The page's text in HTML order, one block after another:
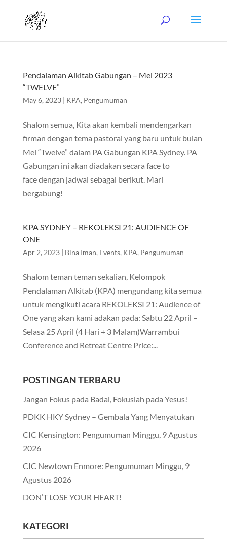
Pendalaman Alkitab Gabungan – Mei 2023
“TWELVE”
May 6, 2023| KPA, Pengumuman
Shalom semua, Kita akan kembali mendengarkan
firman dengan tema pastoral yang baru untuk bulan
Mei “Twelve” dalam PA Gabungan KPA Sydney. PA
Gabungan ini akan diadakan secara face to
face dengan jadwal sebagai berikut. Mari
bergabung!
KPA SYDNEY – REKOLEKSI 21: AUDIENCE OF
ONE
Apr 2, 2023| Bina Iman, Events, KPA, Pengumuman
Shalom teman teman sekalian, Kelompok
Pendalaman Alkitab (KPA) mengundang kita semua
untuk mengikuti acara REKOLEKSI 21: Audience of
One yang akan kami adakan pada: Sabtu 22 April –
Selasa 25 April (4 Hari + 3 Malam)Warrambui
Conference and Retreat Centre Price:...
POSTINGAN TERBARU
Jangan Fokus pada Badai, Fokuslah pada Yesus!
PDKK HKY Sydney – Gembala Yang Menyatukan
CIC Kensington: Pengumuman Minggu, 9 Agustus
2026
CIC Newtown Enmore: Pengumuman Minggu, 9
Agustus 2026
DON’T LOSE YOUR HEART!
KATEGORI